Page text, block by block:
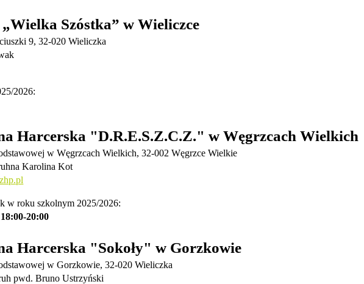
Szóstka” w Wieliczce
9, 32-020 Wieliczka
2026:
Harcerska "D.R.E.S.Z.C.Z." w Węgrzcach Wielkich
w Węgrzcach Wielkich, 32-002 Węgrzce Wielkie
Karolina Kot
w roku szkolnym 2025/2026:
20:00
Harcerska "Sokoły" w Gorzkowie
w Gorzkowie, 32-020 Wieliczka
pwd. Bruno Ustrzyński